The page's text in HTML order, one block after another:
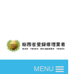
MENU